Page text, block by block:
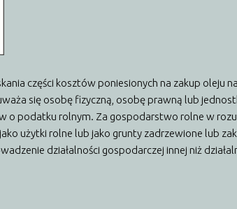
części kosztów poniesionych na zakup
się osobę fizyczną, osobę prawną lub
o podatku rolnym. Za gospodarstwo rolne w
użytki rolne lub jako grunty zadrzewione lub
działalności gospodarczej innej niż